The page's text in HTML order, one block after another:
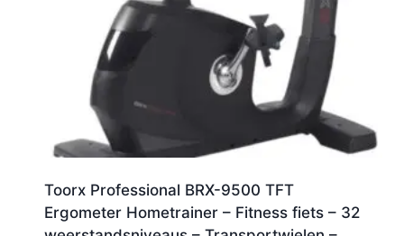
Toorx Professional BRX-9500 TFT
Ergometer Hometrainer – Fitness fiets – 32